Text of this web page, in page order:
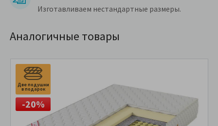
Изготавливаем нестандартные размеры.
Аналогичные товары
Две подушки
в подарок
-20%